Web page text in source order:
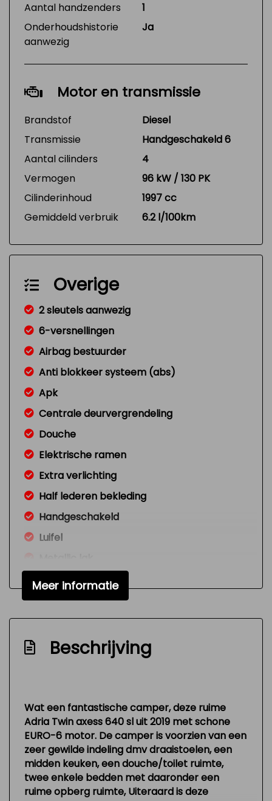
Aantal handzenders
1
Onderhoudshistorie
aanwezig
Ja
Motor en transmissie
Brandstof
Diesel
Transmissie
Handgeschakeld 6
Aantal cilinders
4
Vermogen
96 kW / 130 PK
Cilinderinhoud
1997 cc
Gemiddeld verbruik
6.2 l/100km
Overige
2 sleutels aanwezig
6-versnellingen
Airbag bestuurder
Anti blokkeer systeem (abs)
Apk
Centrale deurvergrendeling
Douche
Elektrische ramen
Extra verlichting
Half lederen bekleding
Handgeschakeld
Luifel
Mistlampen
Nationale autopas
Nieuwstaat
Nw model
Radio cd-speler
Variable interval ruitenwisser
Versnellingspook op dashboard
Verstelbare (in hoogte) bestuurders stoel
Zeer mooie en technisch goed
onderhouden auto
Meer informatie
Beschrijving
Wat een fantastische camper, deze ruime
Adria Twin axess 640 sl uit 2019 met schone
EURO-6 motor. De camper is voorzien van een
zeer gewilde indeling dmv draaistoelen, een
midden keuken, een douche/toilet ruimte,
twee enkele bedden met daaronder een
ruime opberg ruimte, Uiteraard is deze